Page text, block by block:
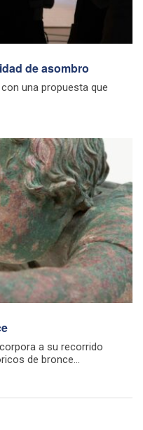
de asombro
una propuesta que
a su recorrido
de bronce...